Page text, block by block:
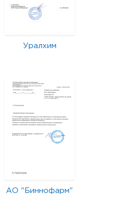
Уралхим
АО "Биннофарм"